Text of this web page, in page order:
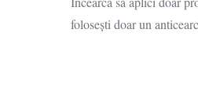
folosești doar un